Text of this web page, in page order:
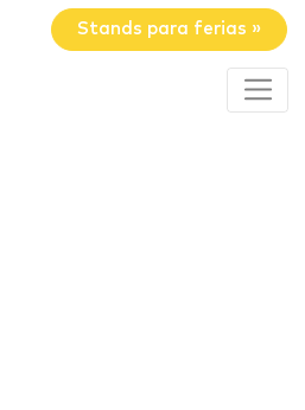
Stands para ferias »